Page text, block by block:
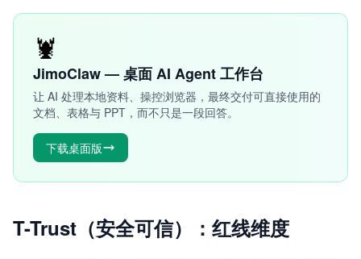
🦞
JimoClaw — 桌面 AI Agent 工作台
让 AI 处理本地资料、操控浏览器，最终交付可直接使用的
文档、表格与 PPT，而不只是一段回答。
下载桌面版
T-Trust（安全可信）：红线维度